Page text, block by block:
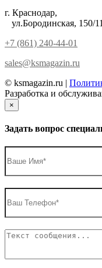
г. Краснодар,
ул.Бородинская, 150/11
+7 (861) 240-44-01
sales@ksmagazin.ru
© ksmagazin.ru |
Разработка и
×
Задать вопрос